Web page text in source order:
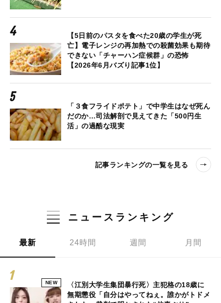
【5日前のパスタを食べた20歳の学生が死
亡】電子レンジの再加熱での殺菌効果も期待
できない「チャーハン症候群」の恐怖
【2026年6月バズり記事1位】
「３食フライドポテト」で中学生はなぜ死ん
だのか…司法解剖で見えてきた「500円生
活」の過酷な現実
記事ランキングの一覧を見る
ニュースランキング
最新 24時間 週間 月間
NEW
〈江別大学生集団暴行死〉主犯格の18歳に
無期懲役「自分はやってねぇ。誰かがトドメ